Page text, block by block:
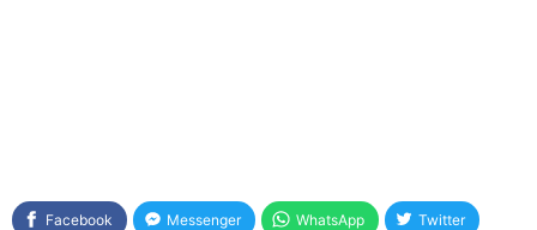
Facebook Messenger WhatsApp Twitter